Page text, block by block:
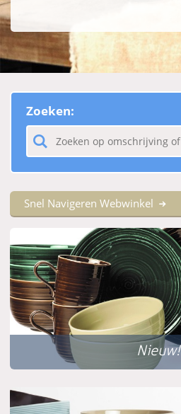
Zoeken:
Snel Navigeren Webwinkel
Nieuw!